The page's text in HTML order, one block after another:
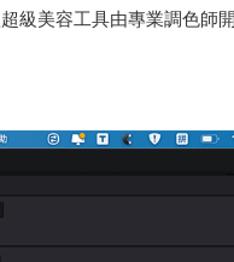
級美容工具由專業調色師